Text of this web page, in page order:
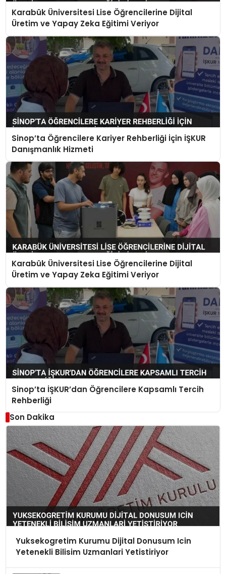
Karabük Üniversitesi Lise Öğrencilerine Dijital
Üretim ve Yapay Zeka Eğitimi Veriyor
Sinop’ta Öğrencilere Kariyer Rehberliği İçin İŞKUR
Danışmanlık Hizmeti
Karabük Üniversitesi Lise Öğrencilerine Dijital
Üretim ve Yapay Zeka Eğitimi Veriyor
Sinop’ta İŞKUR’dan Öğrencilere Kapsamlı Tercih
Rehberliği
Son Dakika
Yuksekogretim Kurumu Dijital Donusum Icin
Yetenekli Bilisim Uzmanlari Yetistiriyor